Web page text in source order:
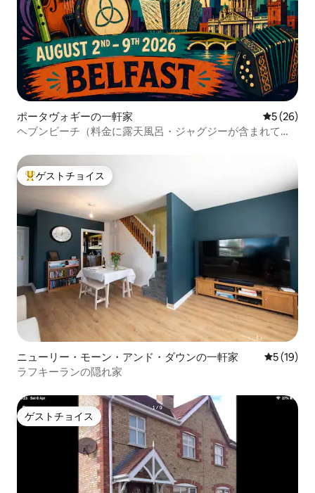
ポータヴォギーの一軒家 レビュー
5 (26)
ヘブンビーチ（料金に露天風呂・ジャグジーが含まれてい
大好評のゲストチョイスです。
ゲストチョイス
ニューリー・モーン・アンド・ダウンの一軒家 レビュー
5 (19)
ラフキーランの隠れ家
ゲストチョイス
ゲストチョイス